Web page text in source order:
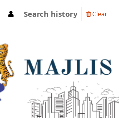
Search history Clear